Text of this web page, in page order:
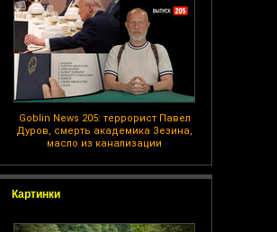
Goblin News 205: террорист Павел
Дуров, смерть академика Зезина,
масло из канализации
Картинки